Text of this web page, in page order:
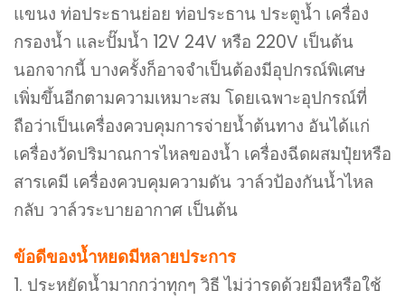
แขนง ท่อประธานย่อย ท่อประธาน ประตูน้ำ เครื่อง
กรองน้ำ และปั๊มน้ำ 12V 24V หรือ 220V เป็นต้น
นอกจากนี้ บางครั้งก็อาจจำเป็นต้องมีอุปกรณ์พิเศษ
เพิ่มขึ้นอีกตามความเหมาะสม โดยเฉพาะอุปกรณ์ที่
ถือว่าเป็นเครื่องควบคุมการจ่ายน้ำต้นทาง อันได้แก่
เครื่องวัดปริมาณการไหลของน้ำ เครื่องฉีดผสมปุ๋ยหรือ
สารเคมี เครื่องควบคุมความดัน วาล์วป้องกันน้ำไหล
กลับ วาล์วระบายอากาศ เป็นต้น
ข้อดีของน้ำหยดมีหลายประการ
1. ประหยัดน้ำมากกว่าทุกๆ วิธี ไม่ว่ารดด้วยมือหรือใช้